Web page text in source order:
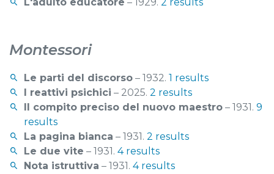
Montessori
Le parti del discorso – 1932. 1 results
I reattivi psichici – 2025. 2 results
Il compito preciso del nuovo maestro – 1931. 9
results
La pagina bianca – 1931. 2 results
Le due vite – 1931. 4 results
Nota istruttiva – 1931. 4 results